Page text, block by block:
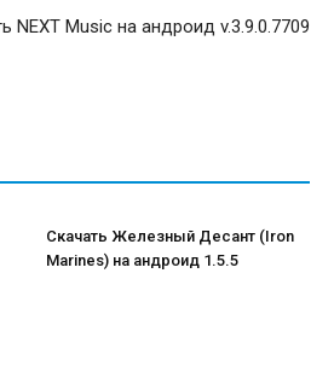
NEXT Music на андроид v.3.9.0.7709
Скачать Железный Десант (Iron
Marines) на андроид 1.5.5